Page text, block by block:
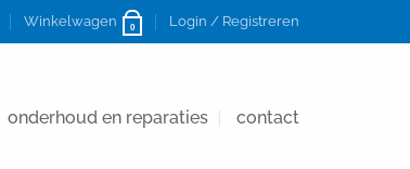
Winkelwagen 0 Login / Registreren
onderhoud en reparaties contact